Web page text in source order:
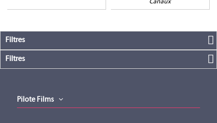
Canaux
Filtres
Filtres
Pilote Films